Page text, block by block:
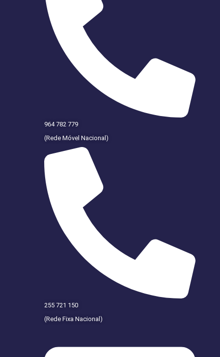
964 782 779
(Rede Móvel Nacional)
255 721 150
(Rede Fixa Nacional)